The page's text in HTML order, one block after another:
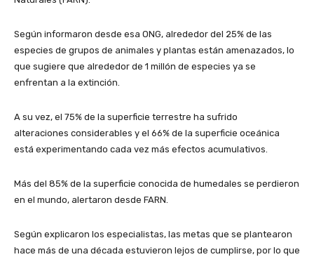
Según informaron desde esa ONG, alrededor del 25% de las
especies de grupos de animales y plantas están amenazados, lo
que sugiere que alrededor de 1 millón de especies ya se
enfrentan a la extinción.
A su vez, el 75% de la superficie terrestre ha sufrido
alteraciones considerables y el 66% de la superficie oceánica
está experimentando cada vez más efectos acumulativos.
Más del 85% de la superficie conocida de humedales se perdieron
en el mundo, alertaron desde FARN.
Según explicaron los especialistas, las metas que se plantearon
hace más de una década estuvieron lejos de cumplirse, por lo que